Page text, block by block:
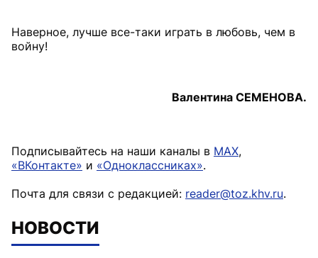
Наверное, лучше все-таки играть в любовь, чем в
войну!
Валентина СЕМЕНОВА.
Подписывайтесь на наши каналы в MAX,
«ВКонтакте» и «Одноклассниках».
Почта для связи с редакцией: reader@toz.khv.ru.
НОВОСТИ